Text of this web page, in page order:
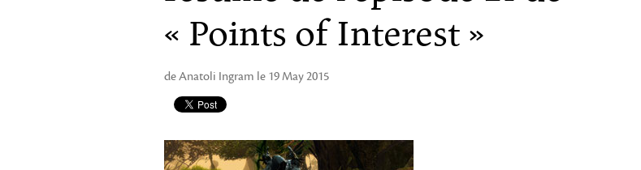
« Points of Interest »
de Anatoli Ingram le 19 May 2015